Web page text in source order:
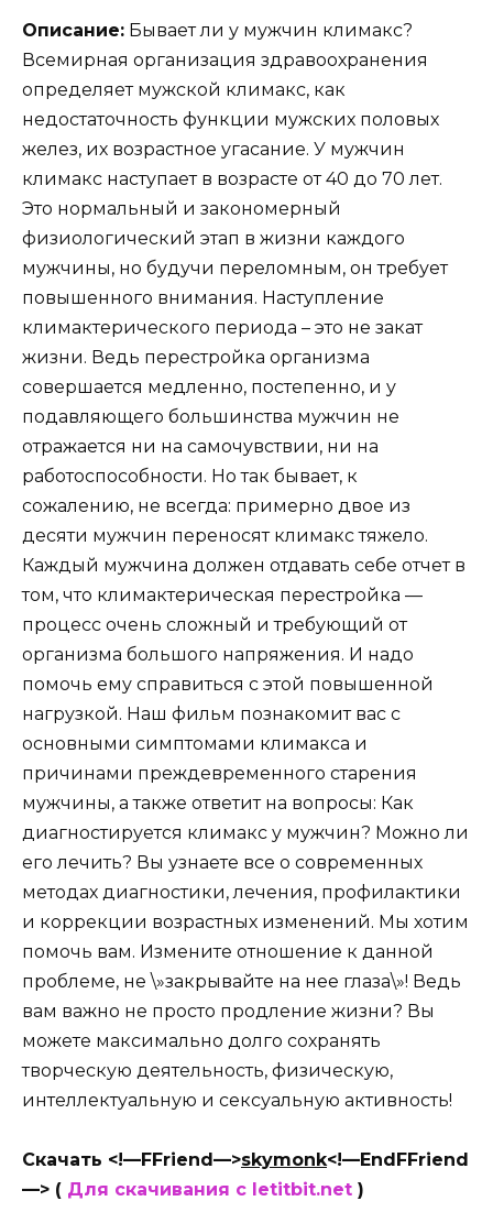
Описание: Бывает ли у мужчин климакс?
Всемирная организация здравоохранения
определяет мужской климакс, как
недостаточность функции мужских половых
желез, их возрастное угасание. У мужчин
климакс наступает в возрасте от 40 до 70 лет.
Это нормальный и закономерный
физиологический этап в жизни каждого
мужчины, но будучи переломным, он требует
повышенного внимания. Наступление
климактерического периода – это не закат
жизни. Ведь перестройка организма
совершается медленно, постепенно, и у
подавляющего большинства мужчин не
отражается ни на самочувствии, ни на
работоспособности. Но так бывает, к
сожалению, не всегда: примерно двое из
десяти мужчин переносят климакс тяжело.
Каждый мужчина должен отдавать себе отчет в
том, что климактерическая перестройка —
процесс очень сложный и требующий от
организма большого напряжения. И надо
помочь ему справиться с этой повышенной
нагрузкой. Наш фильм познакомит вас с
основными симптомами климакса и
причинами преждевременного старения
мужчины, а также ответит на вопросы: Как
диагностируется климакс у мужчин? Можно ли
его лечить? Вы узнаете все о современных
методах диагностики, лечения, профилактики
и коррекции возрастных изменений. Мы хотим
помочь вам. Измените отношение к данной
проблеме, не \»закрывайте на нее глаза\»! Ведь
вам важно не просто продление жизни? Вы
можете максимально долго сохранять
творческую деятельность, физическую,
интеллектуальную и сексуальную активность!
Скачать <!—FFriend—>skymonk<!—EndFFriend
—> ( Для скачивания с letitbit.net )